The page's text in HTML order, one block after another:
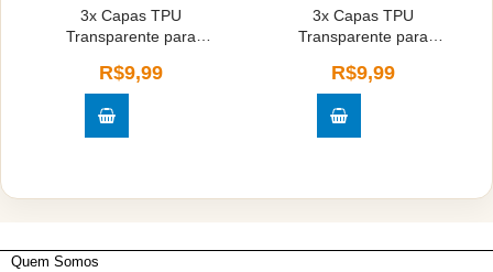
3x Capas TPU
Transparente para
PRIME - G532
R$9,99
3x Capas TPU
Transparente para
R$9,99
Quem Somos